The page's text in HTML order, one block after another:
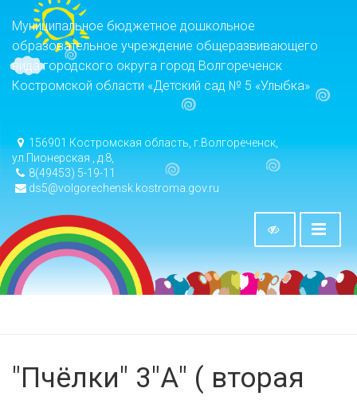
Муниципальное бюджетное дошкольное
образовательное учреждение общеразвивающего
вида городского округа город Волгореченск
Костромской области «Детский сад № 5 «Улыбка»
156901 Костромская область, г.Волгореченск,
ул.Пионерская , д.8,
8(49453) 5-19-11
ds5@volgorechensk.kostroma.gov.ru
"Пчёлки" 3"А" ( вторая